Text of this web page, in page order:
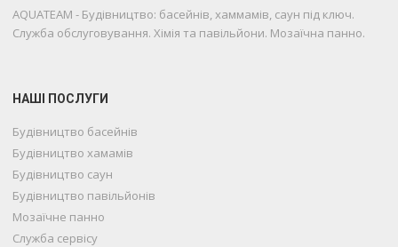
AQUATEAM - Будівництво: басейнів, хаммамів, саун під ключ.
Служба обслуговування. Хімія та павільйони. Мозаїчна панно.
НАШІ ПОСЛУГИ
Будівництво басейнів
Будівництво хамамів
Будівництво саун
Будівництво павільйонів
Мозаїчне панно
Служба сервісу